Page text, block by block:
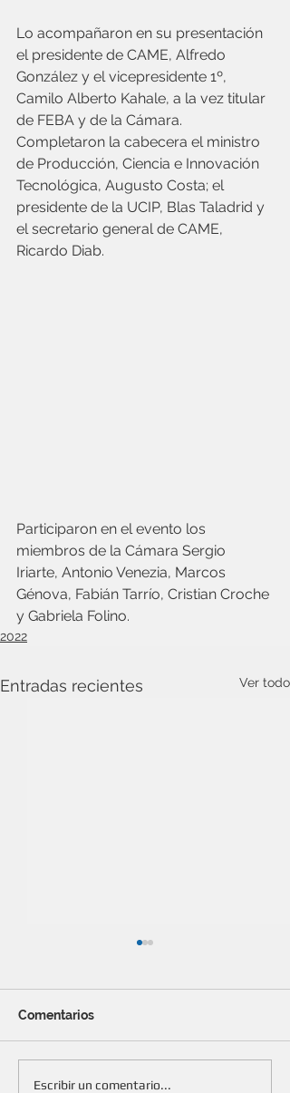
Lo acompañaron en su presentación
el presidente de CAME, Alfredo
González y el vicepresidente 1º,
Camilo Alberto Kahale, a la vez titular
de FEBA y de la Cámara.
Completaron la cabecera el ministro
de Producción, Ciencia e Innovación
Tecnológica, Augusto Costa; el
presidente de la UCIP, Blas Taladrid y
el secretario general de CAME,
Ricardo Diab.
Participaron en el evento los
miembros de la Cámara Sergio
Iriarte, Antonio Venezia, Marcos
Génova, Fabián Tarrío, Cristian Croche
y Gabriela Folino.
2022
Entradas recientes Ver todo
Renovación parcial de
Comentarios
Escribir un comentario...